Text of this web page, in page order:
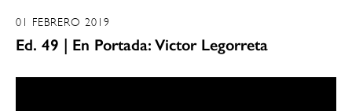
01 FEBRERO 2019
Ed. 49 | En Portada: Victor Legorreta